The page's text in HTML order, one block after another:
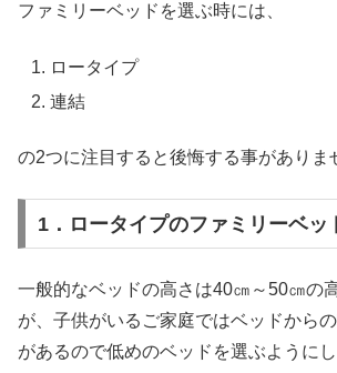
ファミリーベッドを選ぶ時には、
ロータイプ
連結
の2つに注目すると後悔する事がありま
1．ロータイプのファミリーベッ
一般的なベッドの高さは40㎝～50㎝の
が、子供がいるご家庭ではベッドから
があるので低めのベッドを選ぶようにし